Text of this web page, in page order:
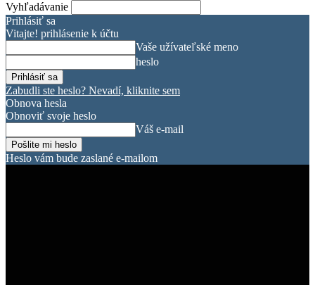
Vyhľadávanie
Prihlásiť sa
Vitajte! prihlásenie k účtu
Vaše užívateľské meno
heslo
Zabudli ste heslo? Nevadí, kliknite sem
Obnova hesla
Obnoviť svoje heslo
Váš e-mail
Heslo vám bude zaslané e-mailom